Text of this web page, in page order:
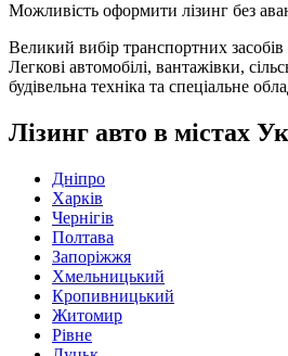
Можливість оформити лізинг без
Великий вибір транспортних засобів
Легкові автомобілі, вантажівки,
будівельна техніка та спеціальне
Лізинг авто в містах
Дніпро
Харків
Чернігів
Полтава
Запоріжжя
Хмельницький
Кропивницький
Житомир
Рівне